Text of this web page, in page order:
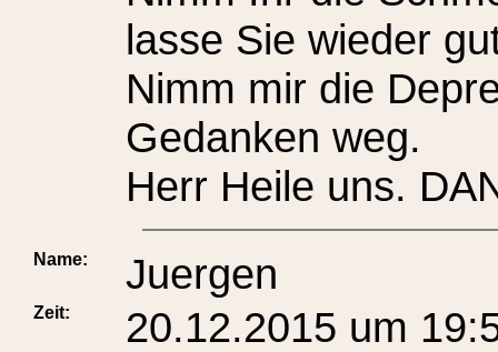
lasse Sie wieder
Nimm mir die
Gedanken weg.
Herr Heile uns.
Name: Juergen
Zeit: 20.12.2015 um